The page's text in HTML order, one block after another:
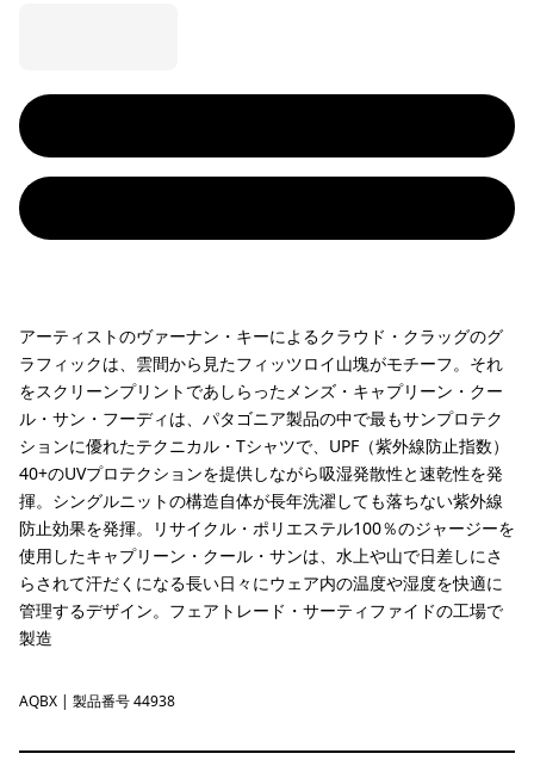
アーティストのヴァーナン・キーによるクラウド・クラッグのグ
ラフィックは、雲間から見たフィッツロイ山塊がモチーフ。それ
をスクリーンプリントであしらったメンズ・キャプリーン・クー
ル・サン・フーディは、パタゴニア製品の中で最もサンプロテク
ションに優れたテクニカル・Tシャツで、UPF（紫外線防止指数）
40+のUVプロテクションを提供しながら吸湿発散性と速乾性を発
揮。シングルニットの構造自体が長年洗濯しても落ちない紫外線
防止効果を発揮。リサイクル・ポリエステル100％のジャージーを
使用したキャプリーン・クール・サンは、水上や山で日差しにさ
らされて汗だくになる長い日々にウェア内の温度や湿度を快適に
管理するデザイン。フェアトレード・サーティファイドの工場で
製造
Aquatic Blue - Light Aquatic Blue X-Dye
AQBX | 製品番号 44938